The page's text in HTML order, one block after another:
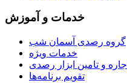
خدمات و آموزش
گروه رصدی آسمان شب
خدمات ویژه
اجاره و تامین ابزار رصدی
تقویم برنامه‌ها